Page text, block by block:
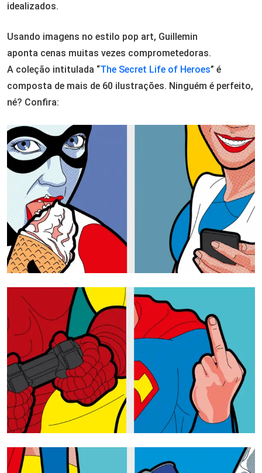
idealizados.
Usando imagens no estilo pop art, Guillemin
aponta cenas muitas vezes comprometedoras.
A coleção intitulada “The Secret Life of Heroes” é
composta de mais de 60 ilustrações. Ninguém é perfeito,
né? Confira: